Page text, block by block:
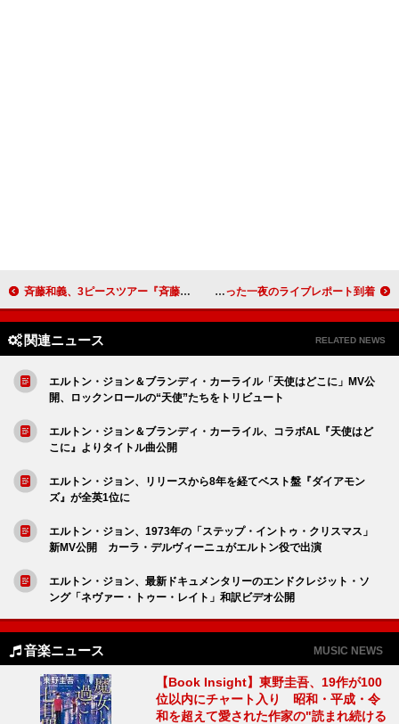
斉藤和義、3ピースツアー『斉藤和義ライブツアー2024 “青春58きっぷ”～Trio de Pon～』映像作品リリース決定 fuzzy knot、2ndALリリース発表＆ツアーも決定 Shinjiの誕生日を祝った一夜のライブレポート到着
関連ニュース RELATED NEWS
エルトン・ジョン＆ブランディ・カーライル「天使はどこに」MV公
開、ロックンロールの“天使”たちをトリビュート
エルトン・ジョン＆ブランディ・カーライル、コラボAL『天使はど
こに』よりタイトル曲公開
エルトン・ジョン、リリースから8年を経てベスト盤『ダイアモン
ズ』が全英1位に
エルトン・ジョン、1973年の「ステップ・イントゥ・クリスマス」
新MV公開 カーラ・デルヴィーニュがエルトン役で出演
エルトン・ジョン、最新ドキュメンタリーのエンドクレジット・ソ
ング「ネヴァー・トゥー・レイト」和訳ビデオ公開
音楽ニュース MUSIC NEWS
【Book Insight】東野圭吾、19作が100
位以内にチャート入り 昭和・平成・令
和を超えて愛された作家の"読まれ続ける